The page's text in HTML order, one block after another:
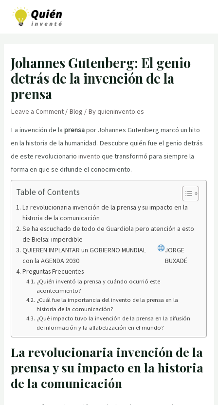
Johannes Gutenberg: El genio
detrás de la invención de la
prensa
Leave a Comment / Blog / Byquieninvento.es
La invención de laprensapor Johannes Gutenberg marcó un hito
en la historia de la humanidad. Descubre quién fue el genio detrás
de este revolucionarioinvento que transformó para siempre la
forma en que se difunde el conocimiento.
Table of Contents
La revolucionaria invención de la prensa y su impacto en la
historia de la comunicación
Se ha escuchado de todo de Guardiola pero atención a esto
de Bielsa: imperdible
QUIEREN IMPLANTAR un GOBIERNO MUNDIAL
con la AGENDA 2030
JORGE
BUXADÉ
Preguntas Frecuentes
¿Quién inventó la prensa y cuándo ocurrió este
acontecimiento?
¿Cuál fue la importancia del invento de la prensa en la
historia de la comunicación?
¿Qué impacto tuvo la invención de la prensa en la difusión
de información y la alfabetización en el mundo?
La revolucionaria invención de la
prensa y su impacto en la historia
de la comunicación